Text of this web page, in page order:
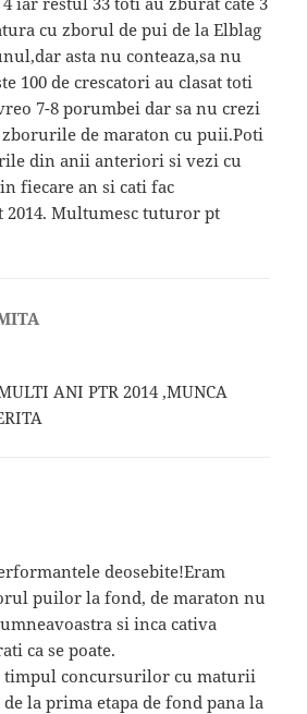
cu zborul de pui de la Elblag
asta nu conteaza,sa nu
100 de crescatori au clasat toti
7-8 porumbei dar sa nu crezi
de maraton cu puii.Poti
din anii anteriori si vezi cu
fiecare an si cati fac
Multumesc tuturor pt
spune:
ANI PTR 2014 ,MUNCA
deosebite!Eram
puilor la fond, de maraton nu
si inca cativa
ca se poate.
timpul concursurilor cu maturii
la prima etapa de fond pana la